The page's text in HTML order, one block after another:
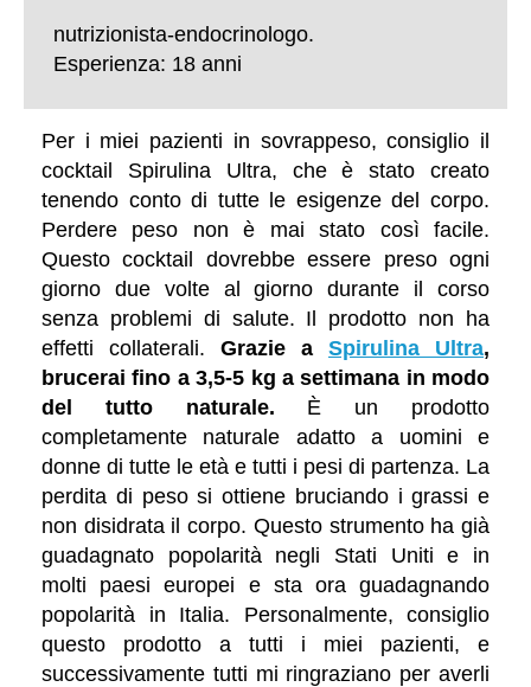
nutrizionista-endocrinologo.
Esperienza: 18 anni
Per i miei pazienti in sovrappeso, consiglio il
cocktail Spirulina Ultra, che è stato creato
tenendo conto di tutte le esigenze del corpo.
Perdere peso non è mai stato così facile.
Questo cocktail dovrebbe essere preso ogni
giorno due volte al giorno durante il corso
senza problemi di salute. Il prodotto non ha
effetti collaterali. Grazie a Spirulina Ultra,
brucerai fino a 3,5-5 kg ​​a settimana in modo
del tutto naturale. È un prodotto
completamente naturale adatto a uomini e
donne di tutte le età e tutti i pesi di partenza. La
perdita di peso si ottiene bruciando i grassi e
non disidrata il corpo. Questo strumento ha già
guadagnato popolarità negli Stati Uniti e in
molti paesi europei e sta ora guadagnando
popolarità in Italia. Personalmente, consiglio
questo prodotto a tutti i miei pazienti, e
successivamente tutti mi ringraziano per averli